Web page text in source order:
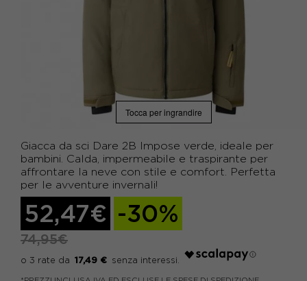
Tocca per ingrandire
Giacca da sci Dare 2B Impose verde, ideale per
bambini. Calda, impermeabile e traspirante per
affrontare la neve con stile e comfort. Perfetta
per le avventure invernali!
52,47€ -30%
74,95€
17,49 €